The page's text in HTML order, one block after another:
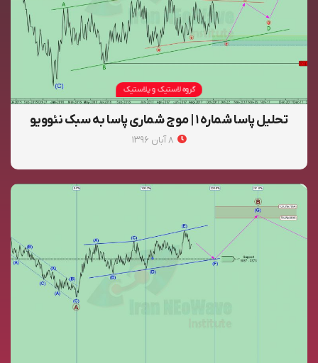
گروه لاستیک و پلاستیک
تحلیل پاسا شماره ۱ | موج شماری پاسا به سبک نئوویو